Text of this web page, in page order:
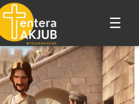
☰